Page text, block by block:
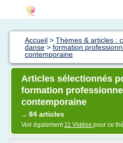
Accueil > Thèmes & articles :
danse > formation
contemporaine
Articles sélectionnés
formation
contemporaine
→ 84 articles
Voir également 11 Vidéos pour ce